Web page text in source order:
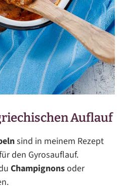
Auflauf
sind in meinem Rezept
den Gyrosauflauf.
Champignonsoder